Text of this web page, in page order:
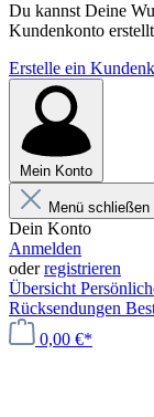
Du kannst Deine
Kundenkonto
Erstelle ein
Mein Konto
Menü schließen
Dein Konto
Anmelden
oderregistrieren
Übersicht
Rücksendungen
0,00 €*